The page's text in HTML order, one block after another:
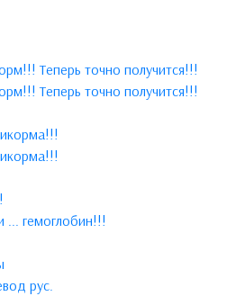
Теперь точно получится!!!
Теперь точно получится!!!
гемоглобин!!!
рус.